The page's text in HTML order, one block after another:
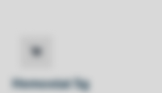
Hemostat 5g